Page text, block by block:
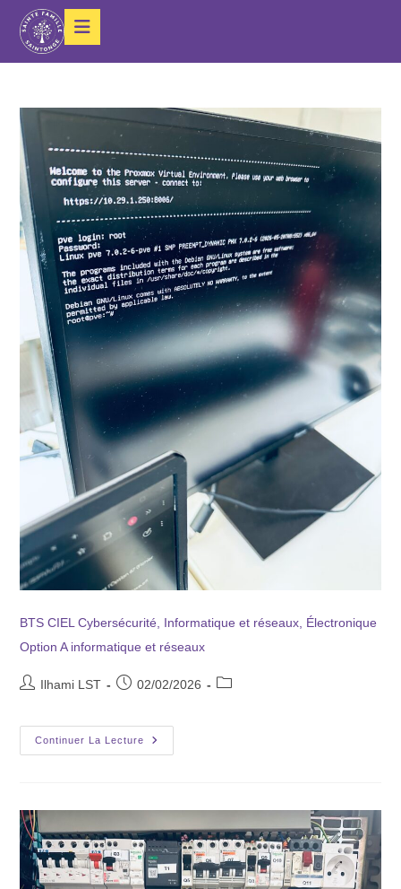
BTS CIEL Cybersécurité, Informatique et réseaux, Électronique
Option A informatique et réseaux
Ilhami LST 02/02/2026
Continuer La Lecture